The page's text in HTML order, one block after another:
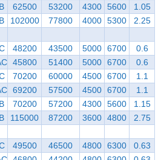
62500 53200 4300 5600
1.05
102000 77800 4000 5300 2.25
48200 43500 5000 6700
0.6
45800 51400 5000 6700
0.6
70200 60000 4500 6700
1.1
69200 57500 4500 6700
1.1
70200 57200 4300 5600
1.15
115000 87200 3600 4800 2.75
49500 46500 4800 6300
0.63